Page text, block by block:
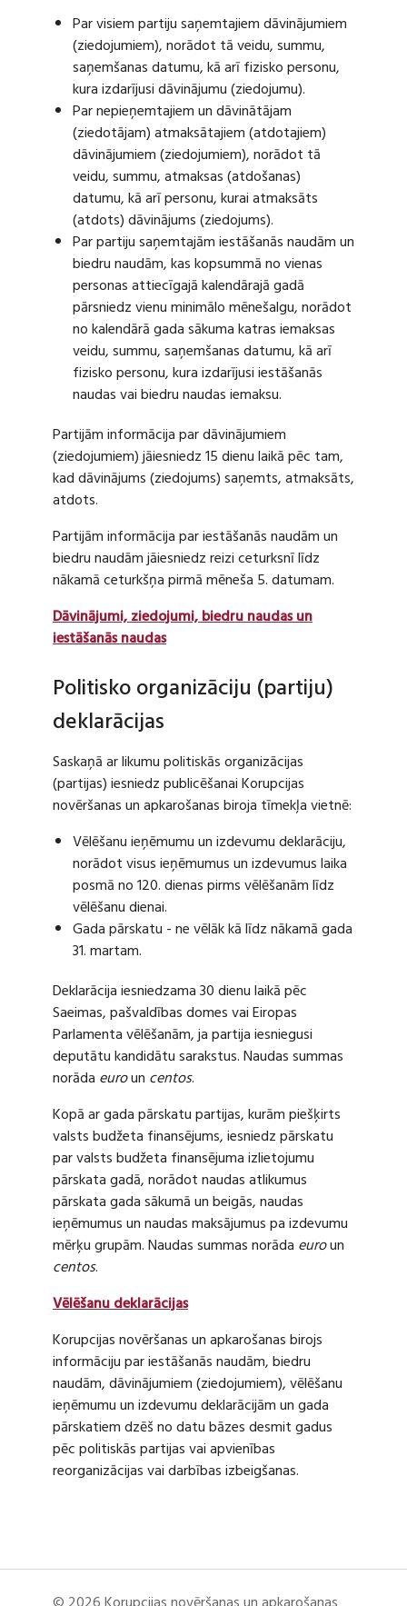
Par visiem partiju saņemtajiem dāvinājumiem
(ziedojumiem), norādot tā veidu, summu,
saņemšanas datumu, kā arī fizisko personu,
kura izdarījusi dāvinājumu (ziedojumu).
Par nepieņemtajiem un dāvinātājam
(ziedotājam) atmaksātajiem (atdotajiem)
dāvinājumiem (ziedojumiem), norādot tā
veidu, summu, atmaksas (atdošanas)
datumu, kā arī personu, kurai atmaksāts
(atdots) dāvinājums (ziedojums).
Par partiju saņemtajām iestāšanās naudām un
biedru naudām, kas kopsummā no vienas
personas attiecīgajā kalendārajā gadā
pārsniedz vienu minimālo mēnešalgu, norādot
no kalendārā gada sākuma katras iemaksas
veidu, summu, saņemšanas datumu, kā arī
fizisko personu, kura izdarījusi iestāšanās
naudas vai biedru naudas iemaksu.
Partijām informācija par dāvinājumiem
(ziedojumiem) jāiesniedz 15 dienu laikā pēc tam,
kad dāvinājums (ziedojums) saņemts, atmaksāts,
atdots.
Partijām informācija par iestāšanās naudām un
biedru naudām jāiesniedz reizi ceturksnī līdz
nākamā ceturkšņa pirmā mēneša 5. datumam.
Dāvinājumi, ziedojumi, biedru naudas un
iestāšanās naudas
Politisko organizāciju (partiju)
deklarācijas
Saskaņā ar likumu politiskās organizācijas
(partijas) iesniedz publicēšanai Korupcijas
novēršanas un apkarošanas biroja tīmekļa vietnē:
Vēlēšanu ieņēmumu un izdevumu deklarāciju,
norādot visus ieņēmumus un izdevumus laika
posmā no 120. dienas pirms vēlēšanām līdz
vēlēšanu dienai.
Gada pārskatu - ne vēlāk kā līdz nākamā gada
31. martam.
Deklarācija iesniedzama 30 dienu laikā pēc
Saeimas, pašvaldības domes vai Eiropas
Parlamenta vēlēšanām, ja partija iesniegusi
deputātu kandidātu sarakstus. Naudas summas
norāda euroun centos.
Kopā ar gada pārskatu partijas, kurām piešķirts
valsts budžeta finansējums, iesniedz pārskatu
par valsts budžeta finansējuma izlietojumu
pārskata gadā, norādot naudas atlikumus
pārskata gada sākumā un beigās, naudas
ieņēmumus un naudas maksājumus pa izdevumu
mērķu grupām. Naudas summas norāda euroun
centos.
Vēlēšanu deklarācijas
Korupcijas novēršanas un apkarošanas birojs
informāciju par iestāšanās naudām, biedru
naudām, dāvinājumiem (ziedojumiem), vēlēšanu
ieņēmumu un izdevumu deklarācijām un gada
pārskatiem dzēš no datu bāzes desmit gadus
pēc politiskās partijas vai apvienības
reorganizācijas vai darbības izbeigšanas.